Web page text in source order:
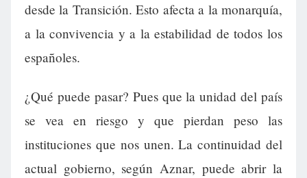
desde la Transición. Esto afecta a la monarquía,
a la convivencia y a la estabilidad de todos los
españoles.
¿Qué puede pasar? Pues que la unidad del país
se vea en riesgo y que pierdan peso las
instituciones que nos unen. La continuidad del
actual gobierno, según Aznar, puede abrir la